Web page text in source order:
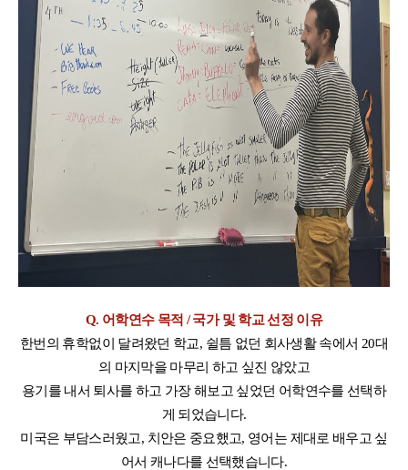
Q. 어학연수 목적 / 국가 및 학교 선정 이유
한번의 휴학없이 달려왔던 학교, 쉴틈 없던 회사생활 속에서 20대
의 마지막을 마무리 하고 싶진 않았고
용기를 내서 퇴사를 하고 가장 해보고 싶었던 어학연수를 선택하
게 되었습니다.
미국은 부담스러웠고, 치안은 중요했고, 영어는 제대로 배우고 싶
어서 캐나다를 선택했습니다.